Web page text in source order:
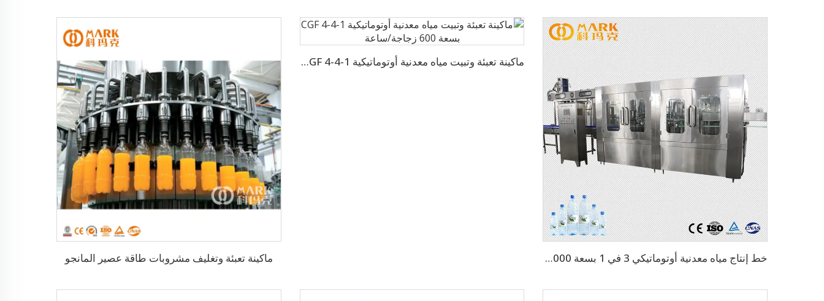
خط إنتاج مياه معدنية أوتوماتيكي 3 في 1 بسعة 15000 زجاجة بالساعة لزجاجات 500 مل (CGF32-32-8)
ماكينة تعبئة وتبيت مياه معدنية أوتوماتيكية CGF 4-4-1 بسعة 600 زجاجة/ساعة
ماكينة تعبئة وتغليف مشروبات طاقة عصير المانجو